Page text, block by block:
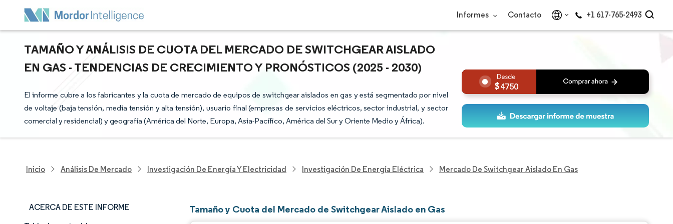
Informes Contacto +1 617-765-2493
TAMAÑO Y ANÁLISIS DE CUOTA DEL MERCADO DE SWITCHGEAR AISLADO
EN GAS - TENDENCIAS DE CRECIMIENTO Y PRONÓSTICOS (2025 - 2030)
El informe cubre a los fabricantes y la cuota de mercado de equipos de switchgear aislados en gas y está segmentado por nivel
de voltaje (baja tensión, media tensión y alta tensión), usuario final (empresas de servicios eléctricos, sector industrial, y sector
comercial y residencial) y geografía (América del Norte, Europa, Asia-Pacífico, América del Sur y Oriente Medio y África).
4750
Inicio Análisis De Mercado Investigación De Energía Y Electricidad Investigación De Energía Eléctrica Mercado De Switchgear Aislado En Gas
ACERCA DE ESTE INFORME Tamaño y Cuota del Mercado de Switchgear Aislado en Gas